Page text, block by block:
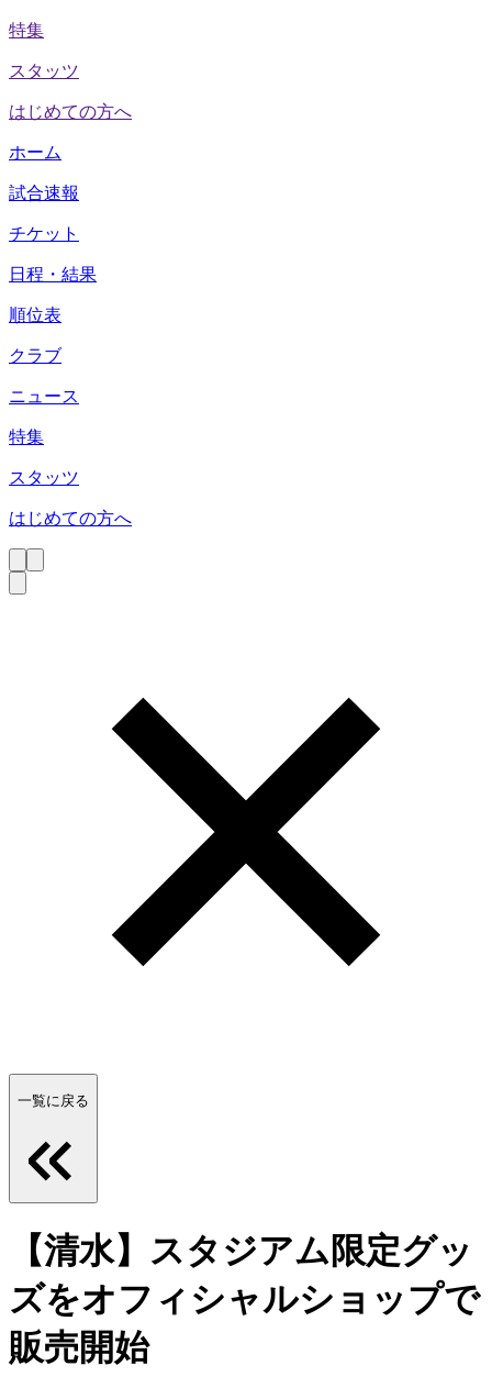
特集
スタッツ
はじめての方へ
ホーム
試合速報
チケット
日程・結果
順位表
クラブ
ニュース
特集
スタッツ
はじめての方へ
一覧に戻る
【清水】スタジアム限定グッ
ズをオフィシャルショップで
販売開始